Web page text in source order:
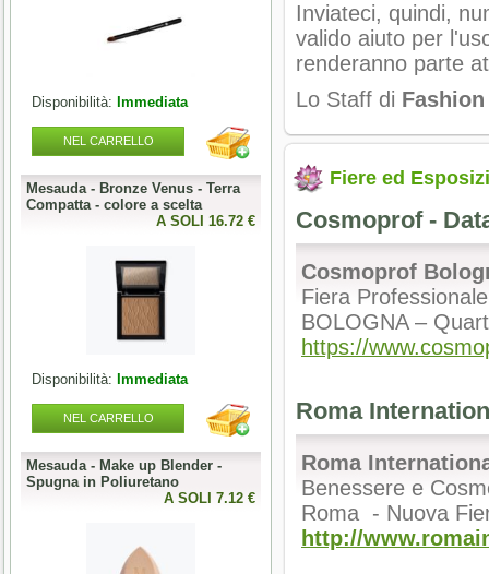
Disponibilità: Immediata
NEL CARRELLO
Mesauda - Bronze Venus - Terra
Compatta - colore a scelta
A SOLI 16.72 €
Disponibilità: Immediata
NEL CARRELLO
Mesauda - Make up Blender -
Spugna in Poliuretano
A SOLI 7.12 €
Disponibilità:Immediata
NEL CARRELLO
Mesauda - MNP One Phase
A SOLI 19.68
NEL CARRELLO
Mesauda - MNP Bonbons -
Sprinkle Gel Polish -
Semipermanente puntinato 10ml
A SOLI 9.84
Inviateci, quindi,
valido aiuto per
renderanno parte
Lo Staff di Fashion
Fiere ed
Cosmoprof -
Cosmoprof
Fiera
BOLOGNA –
https://
Roma
Roma
Benessere e
Roma - Nuova
http://